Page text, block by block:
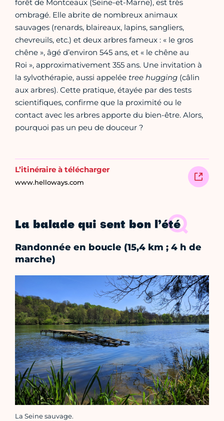
forêt de Montceaux (Seine-et-Marne), est très
ombragé. Elle abrite de nombreux animaux
sauvages (renards, blaireaux, lapins, sangliers,
chevreuils, etc.) et deux arbres fameux : « le gros
chêne », âgé d’environ 545 ans, et « le chêne au
Roi », approximativement 355 ans. Une invitation à
la sylvothérapie, aussi appelée tree hugging (câlin
aux arbres). Cette pratique, étayée par des tests
scientifiques, confirme que la proximité ou le
contact avec les arbres apporte du bien-être. Alors,
pourquoi pas un peu de douceur ?
L’itinéraire à télécharger
www.helloways.com
La balade qui sent bon l’été
Randonnée en boucle (15,4 km ; 4 h de
marche)
La Seine sauvage.